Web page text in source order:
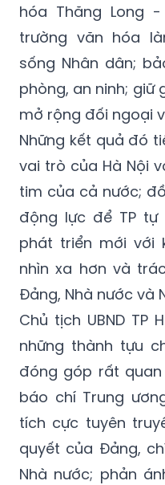
hóa Thăng Long
trường văn hóa
sống Nhân dân;
phòng, an ninh; giữ
mở rộng đối ngoại
Những kết quả đó
vai trò của Hà Nội
tim của cả nước;
động lực để TP
phát triển mới với
nhìn xa hơn và
Đảng, Nhà nước và
Chủ tịch UBND TP
những thành tựu
đóng góp rất
báo chí Trung
tích cực tuyên
quyết của Đảng,
Nhà nước; phản